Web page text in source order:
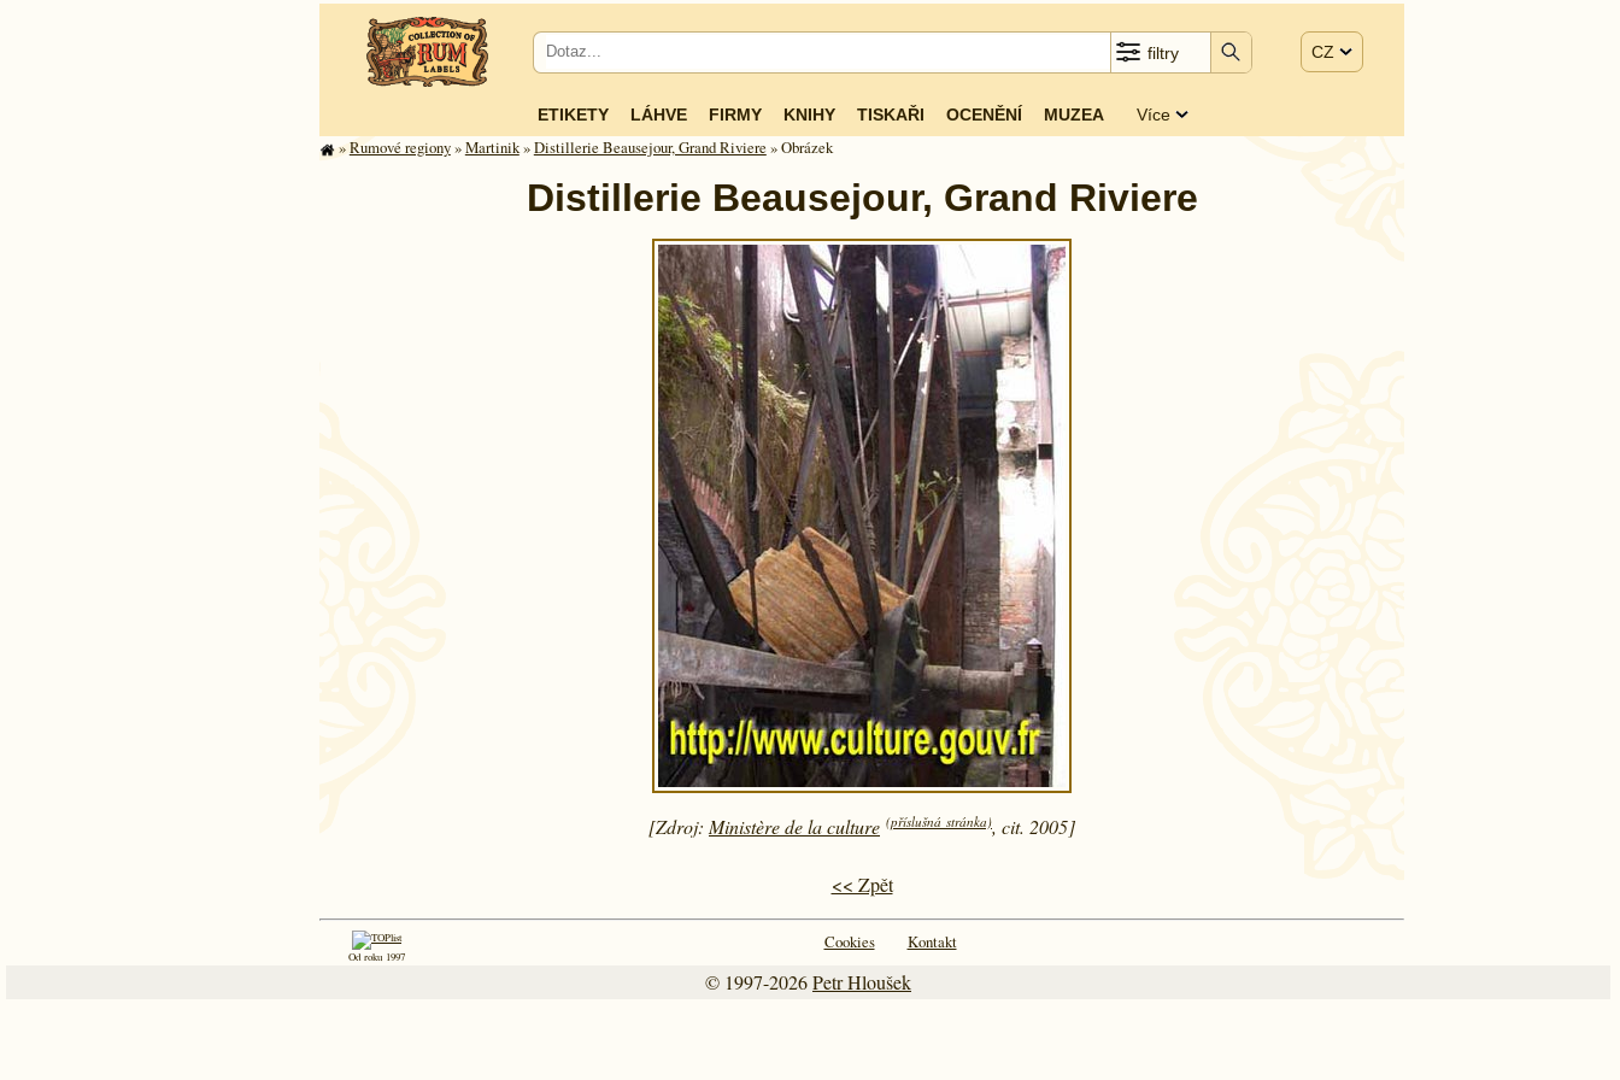
filtry CZ
ETIKETY LÁHVE FIRMY KNIHY TISKAŘI OCENĚNÍ MUZEA Více
»Rumové regiony»Martinik»Distillerie Beausejour, Grand Riviere » Obrázek
Distillerie Beausejour, Grand Riviere
[Zdroj: Ministère de la culture (příslušná stránka), cit. 2005]
<< Zpět
Od roku 1997
Cookies Kontakt
© 1997-2026Petr Hloušek